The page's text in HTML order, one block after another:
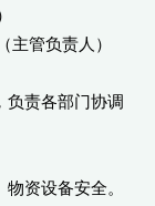
管负责人）
责各部门协调
资设备安全。